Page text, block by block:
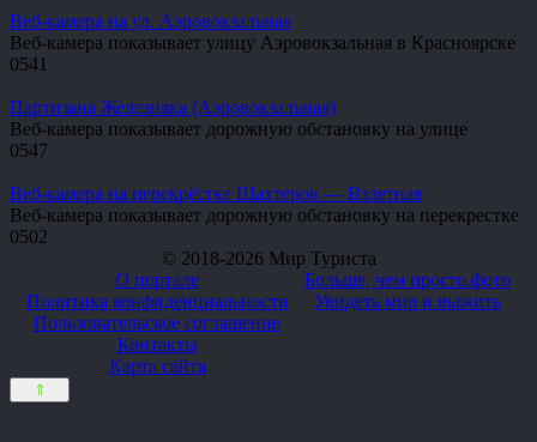
Веб-камера на ул. Аэровокзальная
Веб-камера показывает улицу Аэровокзальная в Красноярске
0541
Партизана Железняка (Аэровокзальная)
Веб-камера показывает дорожную обстановку на улице
0547
Веб-камера на перекрёстке Шахтеров — Взлетная
Веб-камера показывает дорожную обстановку на перекрестке
0502
© 2018-2026 Мир Туриста
О портале
Политика конфиденциальности
Пользовательское соглашение
Контакты
Карта сайта
Больше, чем просто фото
Увидеть мир и выжить